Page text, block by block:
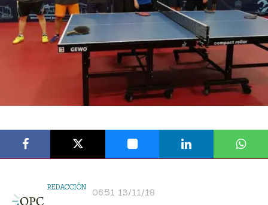
REDACCIÓN 06:51 13/11/18